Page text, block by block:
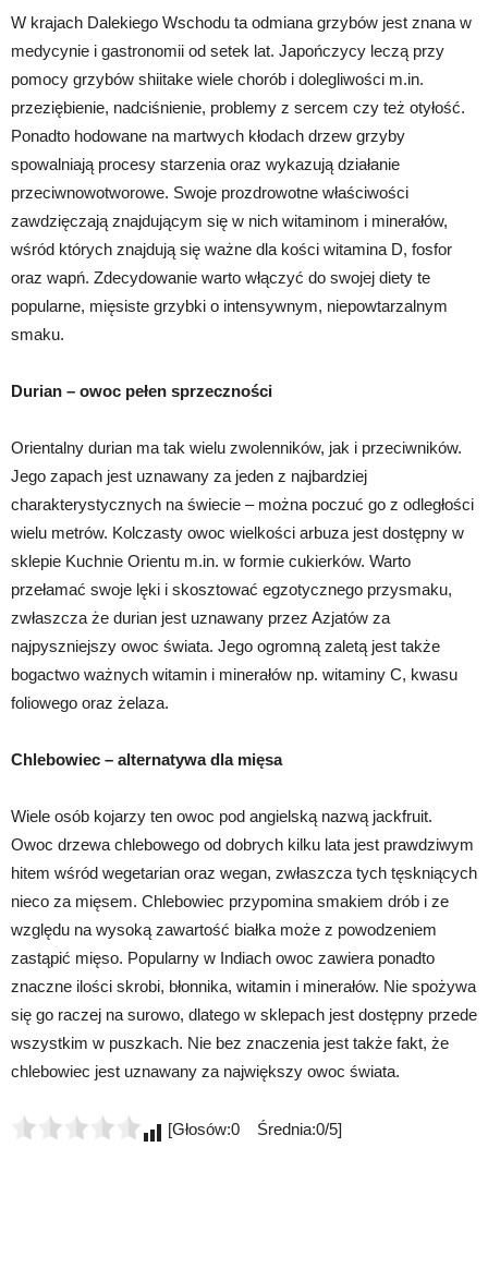
W krajach Dalekiego Wschodu ta odmiana grzybów jest znana w
medycynie i gastronomii od setek lat. Japończycy leczą przy
pomocy grzybów shiitake wiele chorób i dolegliwości m.in.
przeziębienie, nadciśnienie, problemy z sercem czy też otyłość.
Ponadto hodowane na martwych kłodach drzew grzyby
spowalniają procesy starzenia oraz wykazują działanie
przeciwnowotworowe. Swoje prozdrowotne właściwości
zawdzięczają znajdującym się w nich witaminom i minerałów,
wśród których znajdują się ważne dla kości witamina D, fosfor
oraz wapń. Zdecydowanie warto włączyć do swojej diety te
popularne, mięsiste grzybki o intensywnym, niepowtarzalnym
smaku.
Durian – owoc pełen sprzeczności
Orientalny durian ma tak wielu zwolenników, jak i przeciwników.
Jego zapach jest uznawany za jeden z najbardziej
charakterystycznych na świecie – można poczuć go z odległości
wielu metrów. Kolczasty owoc wielkości arbuza jest dostępny w
sklepie Kuchnie Orientu m.in. w formie cukierków. Warto
przełamać swoje lęki i skosztować egzotycznego przysmaku,
zwłaszcza że durian jest uznawany przez Azjatów za
najpyszniejszy owoc świata. Jego ogromną zaletą jest także
bogactwo ważnych witamin i minerałów np. witaminy C, kwasu
foliowego oraz żelaza.
Chlebowiec – alternatywa dla mięsa
Wiele osób kojarzy ten owoc pod angielską nazwą jackfruit.
Owoc drzewa chlebowego od dobrych kilku lata jest prawdziwym
hitem wśród wegetarian oraz wegan, zwłaszcza tych tęskniących
nieco za mięsem. Chlebowiec przypomina smakiem drób i ze
względu na wysoką zawartość białka może z powodzeniem
zastąpić mięso. Popularny w Indiach owoc zawiera ponadto
znaczne ilości skrobi, błonnika, witamin i minerałów. Nie spożywa
się go raczej na surowo, dlatego w sklepach jest dostępny przede
wszystkim w puszkach. Nie bez znaczenia jest także fakt, że
chlebowiec jest uznawany za największy owoc świata.
[Głosów:0 Średnia:0/5]